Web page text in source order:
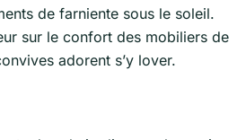
de farniente sous le soleil.
sur le confort des mobiliers de
adorent s’y lover.